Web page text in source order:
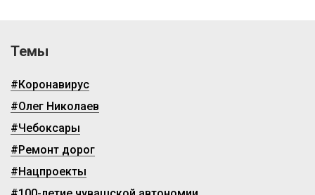
Темы
#Коронавирус
#Олег Николаев
#Чебоксары
#Ремонт дорог
#Нацпроекты